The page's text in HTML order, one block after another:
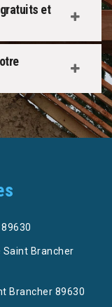
et
Brancher
Brancher 89630